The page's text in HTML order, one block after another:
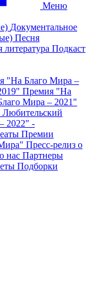
Меню
Документальное
Песня
литература Подкаст
"На Благо Мира –
Премия "На
Мира – 2021"
2022" -
Премии
Пресс-релиз о
нас Партнеры
Подборки